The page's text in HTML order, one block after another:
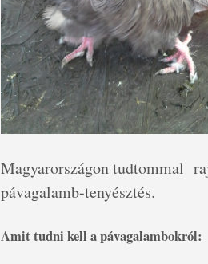
Magyarországon tudtommal
pávagalamb-tenyésztés.
Amit tudni kell a pávagalambokról: